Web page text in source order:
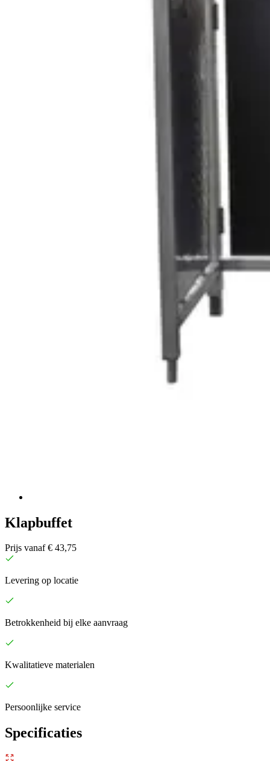
Klapbuffet
Prijs vanaf € 43,75
Levering op locatie
Betrokkenheid bij elke aanvraag
Kwalitatieve materialen
Persoonlijke service
Specificaties